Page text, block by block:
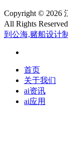
Copyright © 2026
All Rights
到公海,赌船设计
首页
关于我们
ai资讯
ai应用